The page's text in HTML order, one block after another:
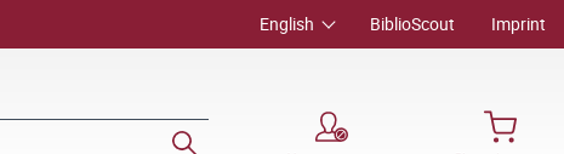
English BiblioScout Imprint